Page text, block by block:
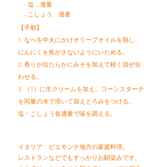
- 塩…適量
- こしょう…適量
【手順】
1. なべを中火にかけオリーブオイルを熱し、
にんにくを焦がさないようにいためる。
2. 香りが出たらかにみそを加えて軽く混ぜ合
わせる。
3. （1）に生クリームを加え、コーンスターチ
を同量の水で溶いて加えとろみをつける。
塩・こしょう各適量で味を調える。
イタリア ピエモンテ地方の家庭料理。
レストランなどでもすっかりお馴染みです。